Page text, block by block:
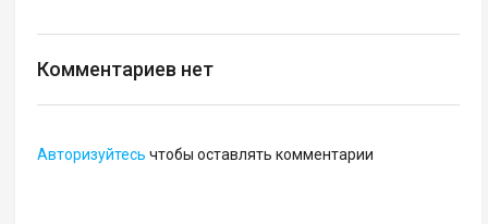
Комментариев нет
Авторизуйтесь чтобы оставлять комментарии